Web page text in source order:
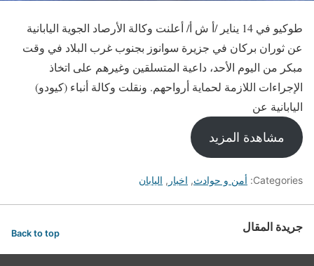
طوكيو في 14 يناير /أ ش أ/ أعلنت وكالة الأرصاد الجوية اليابانية
عن ثوران بركان في جزيرة سوانوز بجنوب غرب البلاد في وقت
مبكر من اليوم الأحد، داعية المتسلقين وغيرهم على اتخاذ
الإجراءات اللازمة لحماية أرواحهم. ونقلت وكالة أنباء (كيودو)
اليابانية عن
مشاهدة المزيد
Categories: أمن و حوادث, اخبار , اليابان
جريدة المقال Back to top